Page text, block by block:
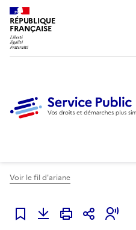
RÉPUBLIQUE
FRANÇAISE
Voir le fil d'ariane
Ajouter à mes favoris